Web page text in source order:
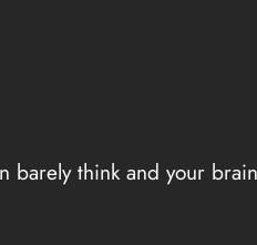
barely think and your